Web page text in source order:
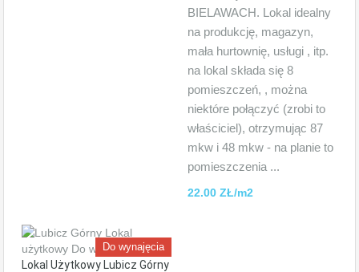
BIELAWACH. Lokal idealny
na produkcję, magazyn,
mała hurtownię, usługi , itp.
na lokal składa się 8
pomieszczeń, , można
niektóre połączyć (zrobi to
właściciel), otrzymując 87
mkw i 48 mkw - na planie to
pomieszczenia ...
22.00 ZŁ/m2
Do wynajęcia
Lokal Użytkowy Lubicz Górny